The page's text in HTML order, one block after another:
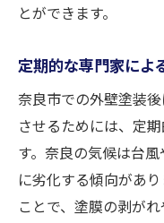
とができます。
定期的な専門家によ
奈良市での外壁塗装
させるためには、定
す。奈良の気候は台
に劣化する傾向があ
ことで、塗膜の剥が